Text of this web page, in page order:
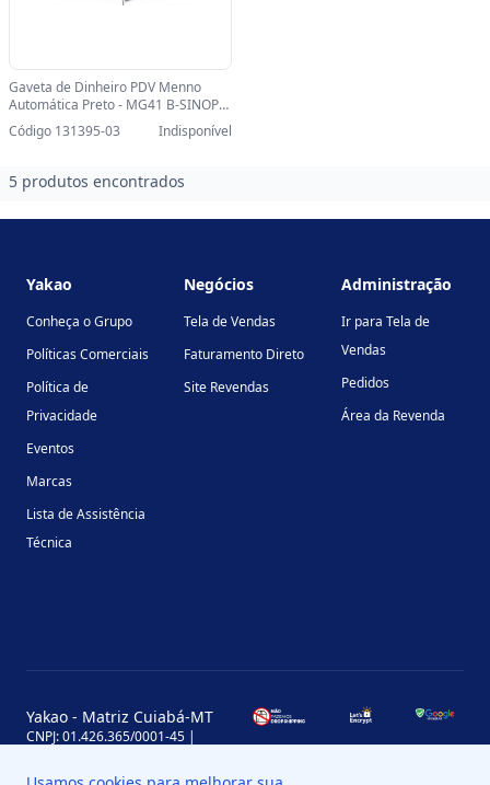
Gaveta de Dinheiro PDV Menno
Automática Preto - MG41 B-SINOP-
03 - 22807 - 16613
Código 131395-03 Indisponível
5 produtos encontrados
Yakao
Conheça o Grupo
Políticas Comerciais
Política de
Privacidade
Eventos
Marcas
Lista de Assistência
Técnica
Negócios
Tela de Vendas
Faturamento Direto
Site Revendas
Administração
Ir para Tela de
Vendas
Pedidos
Área da Revenda
Yakao - Matriz Cuiabá-MT
CNPJ: 01.426.365/0001-45 |